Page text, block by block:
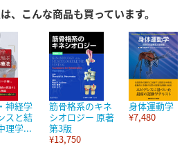
、こんな商品も買っています。
神経学
スと結
理学...
筋骨格系のキネ
シオロジー 原著
第3版
¥13,750
身体運動学
¥7,480